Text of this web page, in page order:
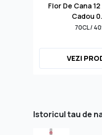
Flor De Cana
Cadou
70CL /
VEZI
Istoricul tau de